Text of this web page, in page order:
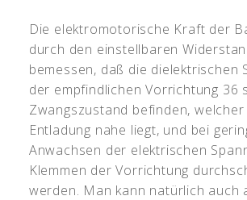
Die elektromotorische Kraft der
durch den einstellbaren
bemessen, daß die dielektrischen
der empfindlichen Vorrichtung 36
Zwangszustand befinden,
Entladung nahe liegt, und bei
Anwachsen der elektrischen
Klemmen der Vorrichtung
werden. Man kann natürlich auch